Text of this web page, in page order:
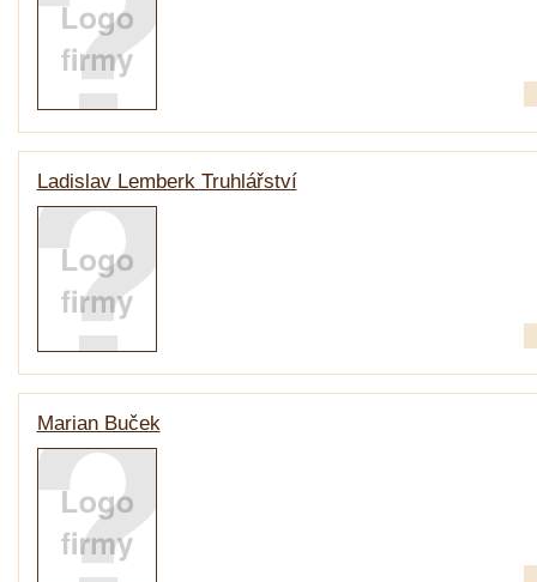
Ladislav Lemberk Truhlářství
Marian Buček